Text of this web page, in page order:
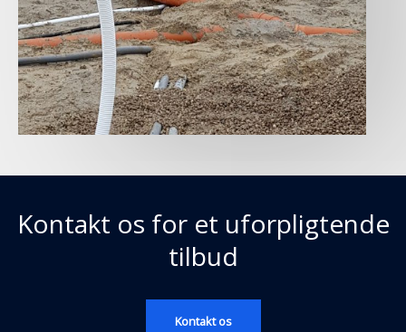
Kontakt os for et uforpligtende
tilbud
Kontakt os